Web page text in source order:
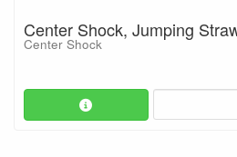
Center Shock, Jumping
Center Shock